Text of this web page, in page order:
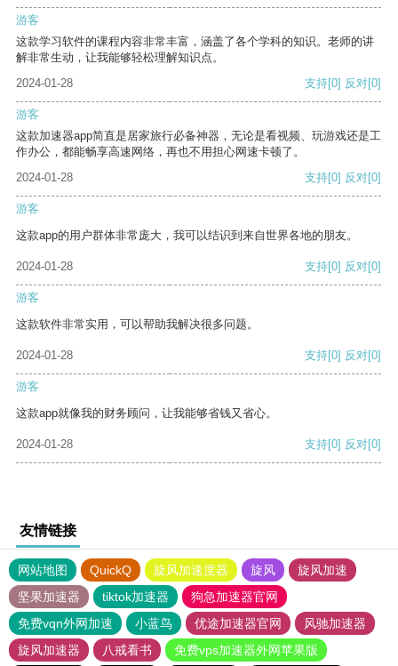
游客
这款学习软件的课程内容非常丰富，涵盖了各个学科的知识。老师的讲
解非常生动，让我能够轻松理解知识点。
2024-01-28
支持[0] 反对[0]
游客
这款加速器app简直是居家旅行必备神器，无论是看视频、玩游戏还是工
作办公，都能畅享高速网络，再也不用担心网速卡顿了。
2024-01-28
支持[0] 反对[0]
游客
这款app的用户群体非常庞大，我可以结识到来自世界各地的朋友。
2024-01-28 支持[0] 反对[0]
游客
这款软件非常实用，可以帮助我解决很多问题。
2024-01-28 支持[0] 反对[0]
游客
这款app就像我的财务顾问，让我能够省钱又省心。
2024-01-28 支持[0] 反对[0]
友情链接
网站地图 QuickQ 旋风加速度器 旋风
旋风加速
坚果加速器
tiktok加速器
狗急加速器官网
免费vqn外网加速
小蓝鸟 优途加速器官网
风驰加速器
旋风加速器
八戒看书 免费vps加速器外网苹果版